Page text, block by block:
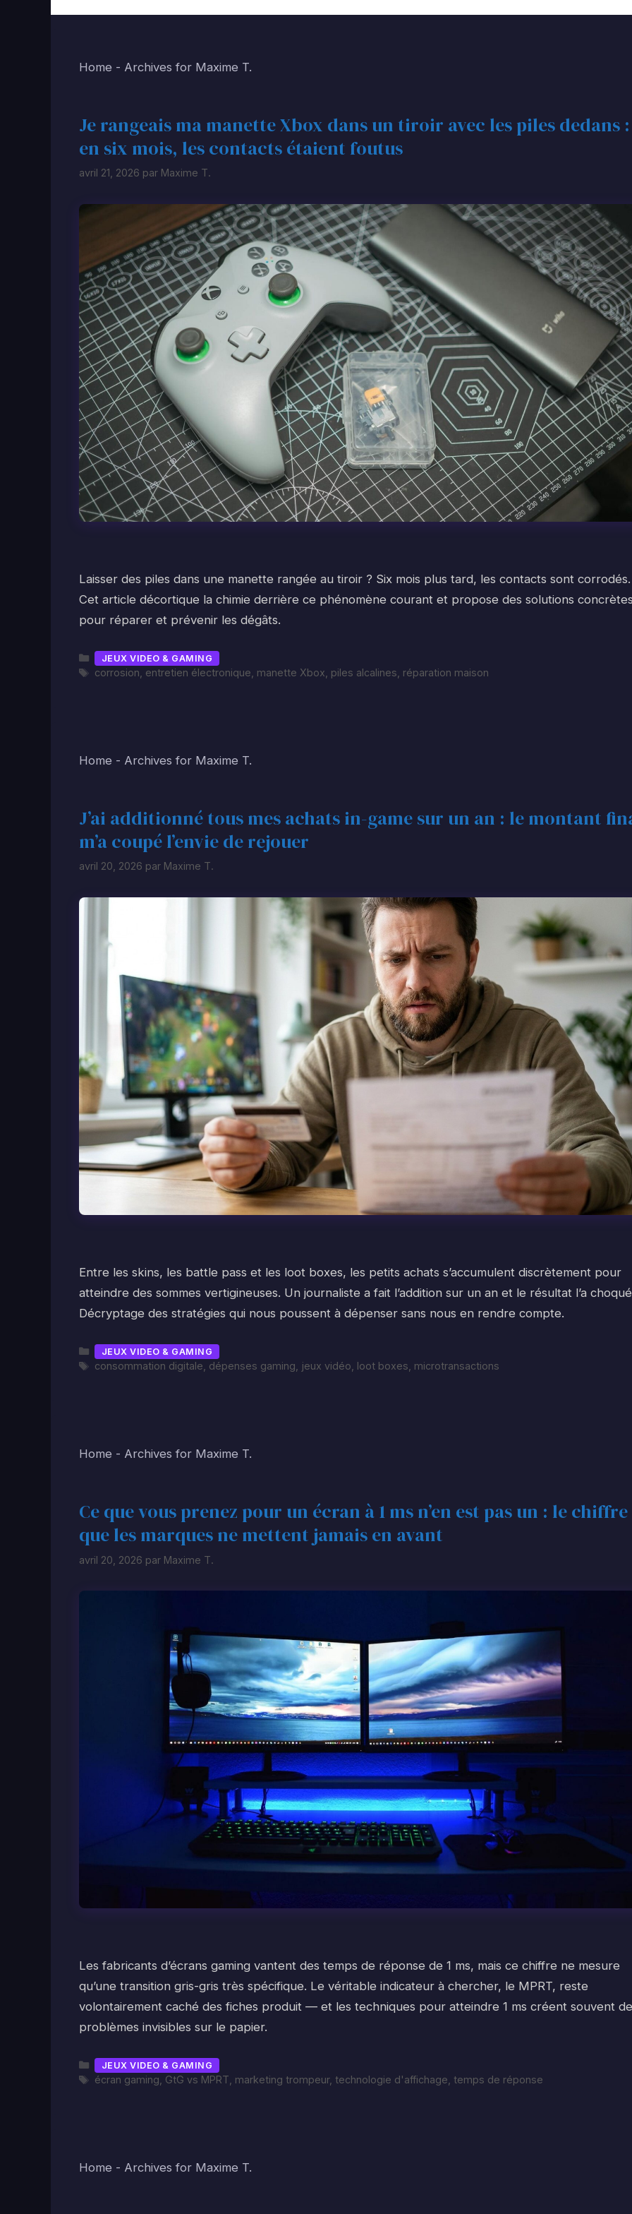
Home - Archives for Maxime T.
Je rangeais ma manette Xbox dans un tiroir avec les piles dedans :
en six mois, les contacts étaient foutus
avril 21, 2026 par Maxime T.
Laisser des piles dans une manette rangée au tiroir ? Six mois plus tard, les contacts sont corrodés.
Cet article décortique la chimie derrière ce phénomène courant et propose des solutions
pour réparer et prévenir les dégâts.
Catégories
JEUX VIDEO & GAMING
Étiquettes
corrosion entretien électronique manette Xbox piles alcalines réparation maison
Home - Archives for Maxime T.
J’ai additionné tous mes achats in-game sur un an : le montant
m’a coupé l’envie de rejouer
avril 20, 2026 par Maxime T.
Entre les skins, les battle pass et les loot boxes, les petits achats s’accumulent discrètement pour
atteindre des sommes vertigineuses. Un journaliste a fait l’addition sur un an et le résultat l’a
Décryptage des stratégies qui nous poussent à dépenser sans nous en rendre compte.
Catégories
JEUX VIDEO & GAMING
Étiquettes
consommation digitale dépenses gaming jeux vidéo loot boxes microtransactions
Home - Archives for Maxime T.
Ce que vous prenez pour un écran à 1 ms n’en est pas un : le chiffre
que les marques ne mettent jamais en avant
avril 20, 2026 par Maxime T.
Les fabricants d’écrans gaming vantent des temps de réponse de 1 ms, mais ce chiffre ne mesure
qu’une transition gris-gris très spécifique. Le véritable indicateur à chercher, le MPRT, reste
volontairement caché des fiches produit — et les techniques pour atteindre 1 ms créent souvent
problèmes invisibles sur le papier.
Catégories
JEUX VIDEO & GAMING
Étiquettes
écran gaming GtG vs MPRT marketing trompeur, technologie d'affichage temps de réponse
Home - Archives for Maxime T.